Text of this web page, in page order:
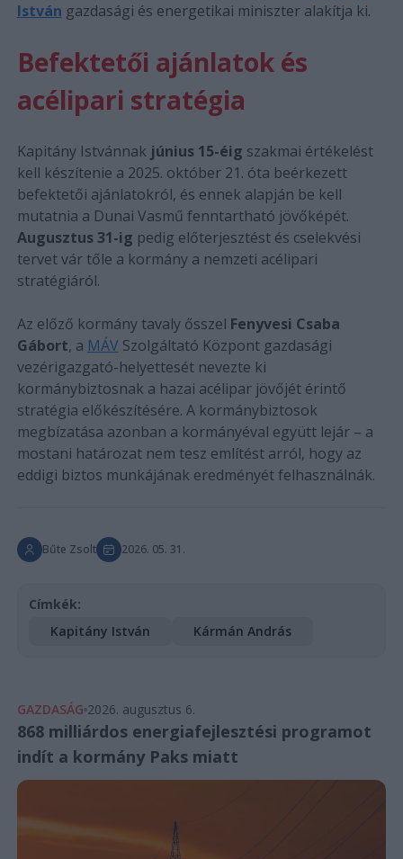
István gazdasági és energetikai miniszter alakítja ki.
Befektetői ajánlatok és
acélipari stratégia
Kapitány Istvánnak június 15-éig szakmai értékelést
kell készítenie a 2025. október 21. óta beérkezett
befektetői ajánlatokról, és ennek alapján be kell
mutatnia a Dunai Vasmű fenntartható jövőképét.
Augusztus 31-ig pedig előterjesztést és cselekvési
tervet vár tőle a kormány a nemzeti acélipari
stratégiáról.
Az előző kormány tavaly ősszel Fenyvesi Csaba
Gábort, a MÁV Szolgáltató Központ gazdasági
vezérigazgató-helyettesét nevezte ki
kormánybiztosnak a hazai acélipar jövőjét érintő
stratégia előkészítésére. A kormánybiztosok
megbízatása azonban a kormányéval együtt lejár – a
mostani határozat nem tesz említést arról, hogy az
eddigi biztos munkájának eredményét felhasználnák.
Bűte Zsolt 2026. 05. 31.
Címkék:
Kapitány István
Kármán András
GAZDASÁG 2026. augusztus 6.
868 milliárdos energiafejlesztési programot
indít a kormány Paks miatt